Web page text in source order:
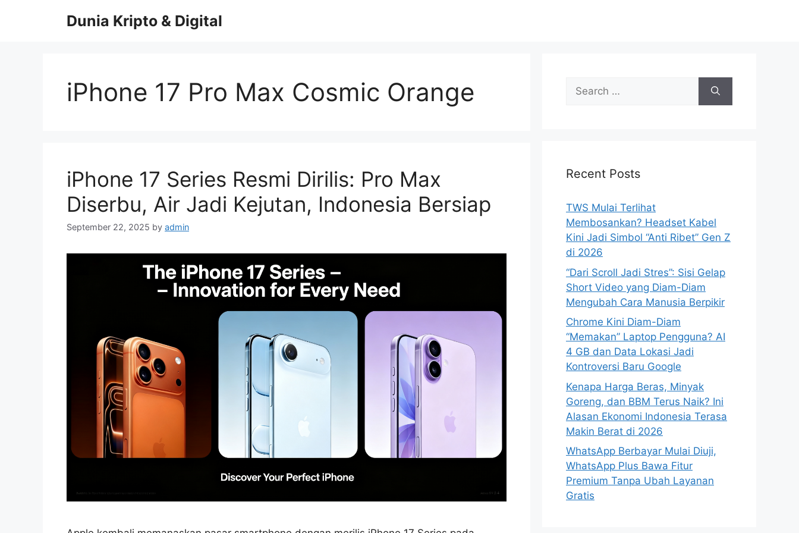
Dunia Kripto & Digital
iPhone 17 Pro Max Cosmic Orange
iPhone 17 Series Resmi Dirilis: Pro Max
Diserbu, Air Jadi Kejutan, Indonesia Bersiap
September 22, 2025 by admin
Search
for:
Recent Posts
TWS Mulai Terlihat
Membosankan? Headset Kabel
Kini Jadi Simbol “Anti Ribet” Gen Z
di 2026
“Dari Scroll Jadi Stres”: Sisi Gelap
Short Video yang Diam-Diam
Mengubah Cara Manusia Berpikir
Chrome Kini Diam-Diam
“Memakan” Laptop Pengguna? AI
4 GB dan Data Lokasi Jadi
Kontroversi Baru Google
Kenapa Harga Beras, Minyak
Goreng, dan BBM Terus Naik? Ini
Alasan Ekonomi Indonesia Terasa
Makin Berat di 2026
WhatsApp Berbayar Mulai Diuji,
WhatsApp Plus Bawa Fitur
Premium Tanpa Ubah Layanan
Gratis